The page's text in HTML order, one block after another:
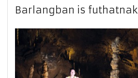
Barlangban is futhatnak